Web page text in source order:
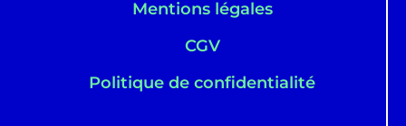
Mentions légales
CGV
Politique de confidentialité